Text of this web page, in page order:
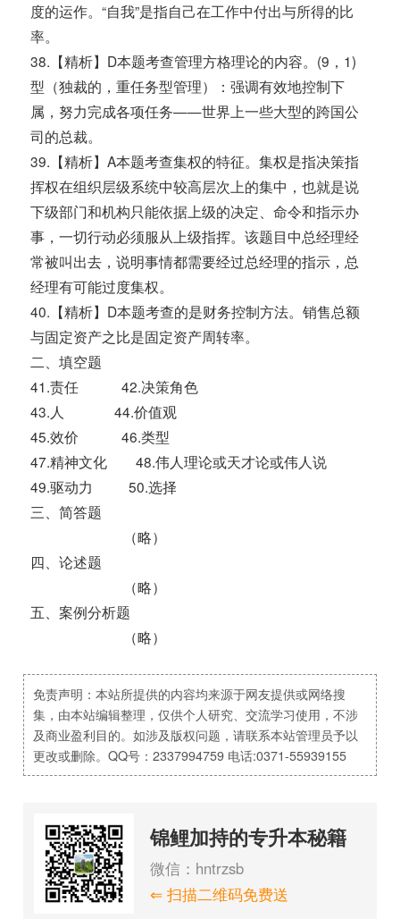
度的运作。“自我”是指自己在工作中付出与所得的比
率。
38.【精析】D本题考查管理方格理论的内容。(9，1)
型（独裁的，重任务型管理）：强调有效地控制下
属，努力完成各项任务——世界上一些大型的跨国公
司的总裁。
39.【精析】A本题考查集权的特征。集权是指决策指
挥权在组织层级系统中较高层次上的集中，也就是说
下级部门和机构只能依据上级的决定、命令和指示办
事，一切行动必须服从上级指挥。该题目中总经理经
常被叫出去，说明事情都需要经过总经理的指示，总
经理有可能过度集权。
40.【精析】D本题考查的是财务控制方法。销售总额
与固定资产之比是固定资产周转率。
二、填空题
41.责任 42.决策角色
43.人 44.价值观
45.效价 46.类型
47.精神文化 48.伟人理论或天才论或伟人说
49.驱动力 50.选择
三、简答题
（略）
四、论述题
（略）
五、案例分析题
（略）
免责声明：本站所提供的内容均来源于网友提供或网络搜
集，由本站编辑整理，仅供个人研究、交流学习使用，不涉
及商业盈利目的。如涉及版权问题，请联系本站管理员予以
更改或删除。QQ号：2337994759 电话:0371-55939155
锦鲤加持的专升本秘籍
微信：hntrzsb
⇐ 扫描二维码免费送